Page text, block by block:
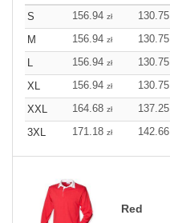
S 156.94 zł 130.75
M
156.94 zł 130.75
L
156.94 zł 130.75
XL
156.94 zł 130.75
XXL
164.68 zł 137.25
3XL
171.18 zł 142.66
Red